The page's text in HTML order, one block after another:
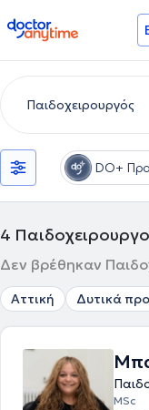
doctoranytime
DO+
4
Δεν βρέθηκαν
Αττική Δυτικά
MSc